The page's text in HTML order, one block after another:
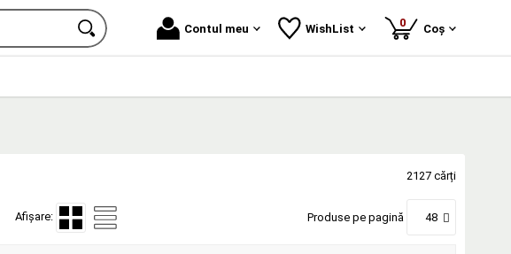
Contul meu WishList 0produse
Coș
2127 cărți
Afișare: Produse pe pagină 48